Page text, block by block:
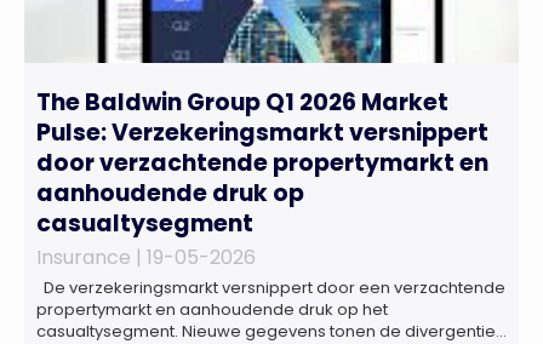
The Baldwin Group Q1 2026 Market
Pulse: Verzekeringsmarkt versnippert
door verzachtende propertymarkt en
aanhoudende druk op
casualtysegment
Insurance | 19-05-2026
De verzekeringsmarkt versnippert door een verzachtende
propertymarkt en aanhoudende druk op het
casualtysegment. Nieuwe gegevens tonen de divergentie